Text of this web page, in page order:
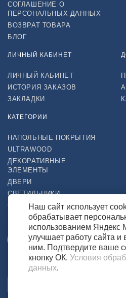
Наш сайт использует
обрабатывает
использованием Яндекс
улучшает работу сайта и
ним. Подтвердите ваше
кнопку ОК. Условия
данных.
СОГЛАШЕНИЕ О
ПЕРСОНАЛЬНЫХ ДАННЫХ
ВОЗВРАТ ТОВАРА
БЛОГ
ЛИЧНЫЙ КАБИНЕТ
ЛИЧНЫЙ КАБИНЕТ
ИСТОРИЯ ЗАКАЗОВ
ЗАКЛАДКИ
КАТЕГОРИИ
НАПОЛЬНЫЕ ПОКРЫТИЯ
ULTRAWOOD
ДЕКОРАТИВНЫЕ
ЭЛЕМЕНТЫ
ДВЕРИ
СВЕТИЛЬНИКИ
СТРОЙТОВАРЫ
НАШ МАГАЗИН В СОЦСЕТЯХ
ВОЗМОЖНОСТЬ ОПЛАТЫ